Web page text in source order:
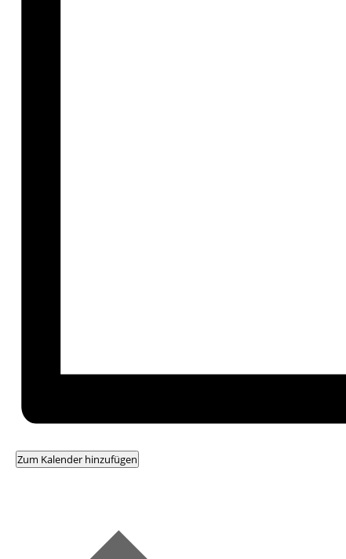
Zum Kalender hinzufügen